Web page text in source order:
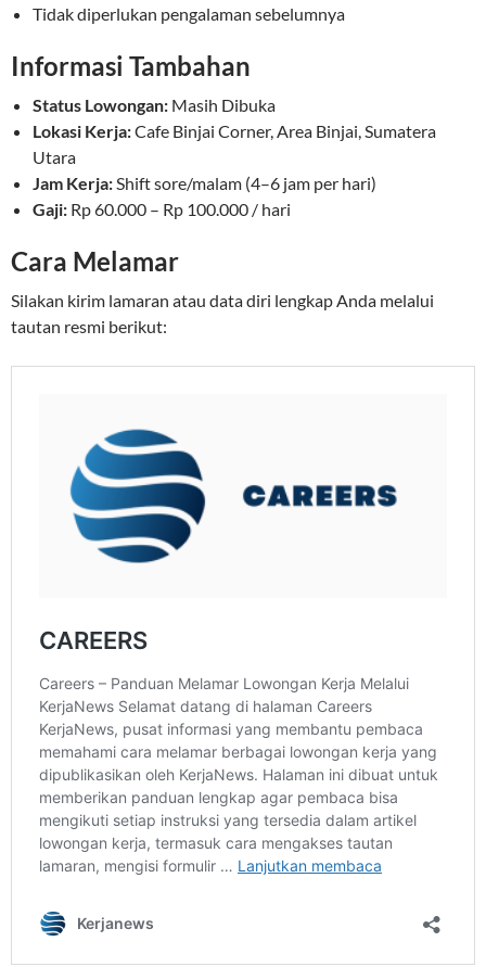
Tidak diperlukan pengalaman sebelumnya
Informasi Tambahan
Status Lowongan: Masih Dibuka
Lokasi Kerja:Cafe Binjai Corner, Area Binjai, Sumatera
Utara
Jam Kerja:Shift sore/malam (4–6 jam per hari)
Gaji: Rp 60.000 – Rp 100.000 / hari
Cara Melamar
Silakan kirim lamaran atau data diri lengkap Anda melalui
tautan resmi berikut: